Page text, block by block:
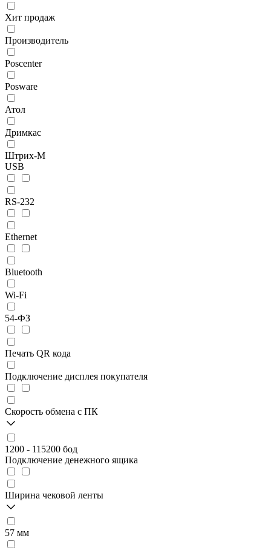
Хит продаж
Производитель
Poscenter
Posware
Атол
Дримкас
Штрих-М
USB
RS-232
Ethernet
Bluetooth
Wi-Fi
54-ФЗ
Печать QR кода
Подключение дисплея покупателя
Скорость обмена с ПК
1200 - 115200 бод
Подключение денежного ящика
Ширина чековой ленты
57 мм